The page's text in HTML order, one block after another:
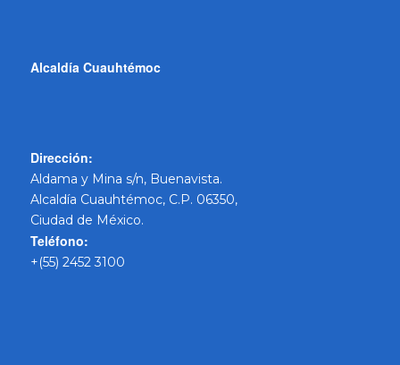
Alcaldía Cuauhtémoc
Dirección:
Aldama y Mina s/n, Buenavista.
Alcaldía Cuauhtémoc, C.P. 06350,
Ciudad de México.
Teléfono:
+(55) 2452 3100